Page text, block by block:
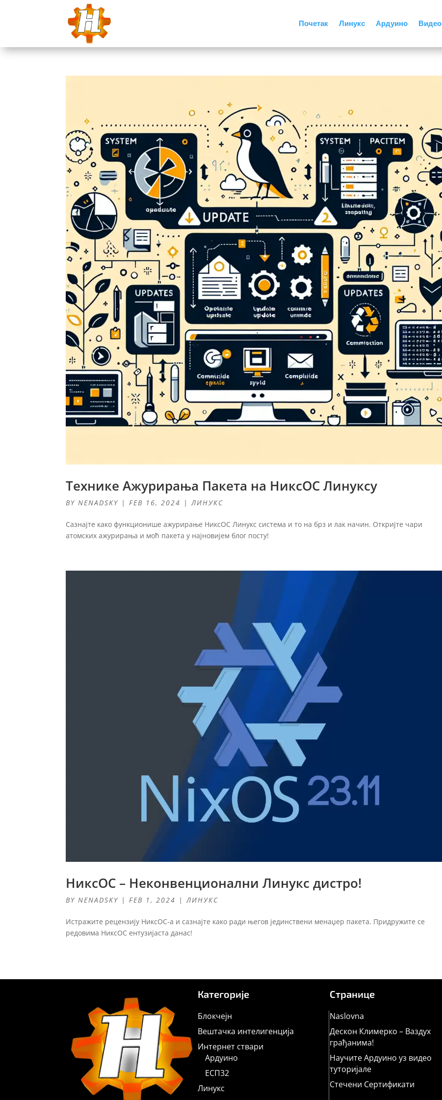
Почетак Линукс Ардуино Видео
Технике Ажурирања Пакета на НиксОС Линуксу
BY NENADSKY | FEB 16, 2024 | ЛИНУКС
Сазнајте како функционише ажурирање НиксОС Линукс система и то на брз и лак начин. Откријте чари
атомских ажурирања и моћ пакета у најновијем блог посту!
НиксОС – Неконвенционални Линукс дистро!
BYNENADSKY |FEB 1, 2024 |ЛИНУКС
Истражите рецензију НиксОС-а и сазнајте како ради његов јединствени менаџер пакета. Придружите се
редовима НиксОС ентузијаста данас!
Категорије
Блокчејн
Вештачка интелигенција
Интернет ствари
Ардуино
ЕСП32
Линукс
Странице
Naslovna
Дескон Климерко – Ваздух
грађанима!
Научите Ардуино уз видео
туторијале
Стечени Сертификати